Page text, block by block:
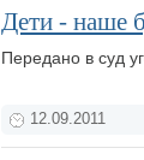
Дети - наше
Передано в суд
12.09.2011